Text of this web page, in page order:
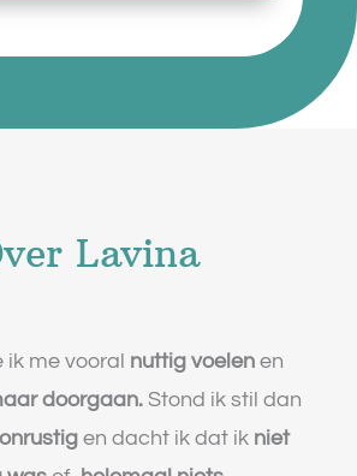
Lavina
ik me vooral nuttig voelenen
doorgaan. Stond ik stil dan
onrustig en dacht ik dat ik niet